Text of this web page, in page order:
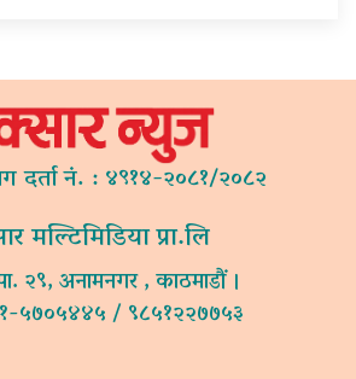
दर्ता नं. : ४९१४-२०८१/२०८२
मल्टिमिडिया प्रा.लि
२९, अनामनगर , काठमाडौं ।
५७०५४४५ / ९८५१२२७७५३